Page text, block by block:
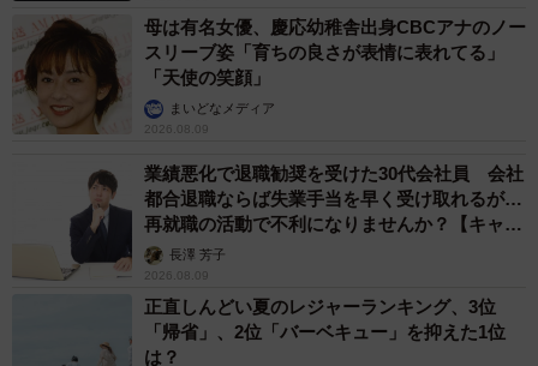
母は有名女優、慶応幼稚舎出身CBCアナのノー
スリーブ姿「育ちの良さが表情に表れてる」
「天使の笑顔」
まいどなメディア
2026.08.09
業績悪化で退職勧奨を受けた30代会社員 会社
都合退職ならば失業手当を早く受け取れるが…
再就職の活動で不利になりませんか？【キャリ
アカウンセラーが解説】
長澤 芳子
2026.08.09
正直しんどい夏のレジャーランキング、3位
「帰省」、2位「バーベキュー」を抑えた1位
は？